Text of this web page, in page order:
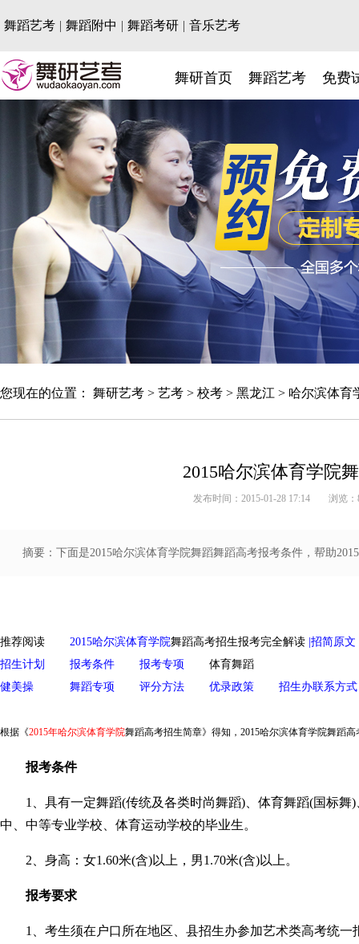
舞蹈艺考 | 舞蹈附中 | 舞蹈考研 | 音乐艺考
舞研首页 舞蹈艺考 免费
您现在的位置： 舞研艺考 > 艺考 > 校考 > 黑龙江 > 哈尔滨体育
2015哈尔滨体育学院
发布时间：2015-01-28 17:14 浏览：
摘要：下面是2015哈尔滨体育学院舞蹈舞蹈高考报考条件，帮助
推荐阅读 2015哈尔滨体育学院舞蹈高考招生报考完全解读 |招简原文
招生计划
报考条件 报考专项
体育舞蹈
健美操
舞蹈专项 评分方法 优录政策 招生办联系方式
根据《2015年哈尔滨体育学院舞蹈高考招生简章》得知，2015哈尔滨体育学院舞蹈
报考条件
1、具有一定舞蹈(传统及各类时尚舞蹈)、体育舞蹈(国标舞)
中、中等专业学校、体育运动学校的毕业生。
2、身高：女1.60米(含)以上，男1.70米(含)以上。
报考要求
1、考生须在户口所在地区、县招生办参加艺术类高考统一